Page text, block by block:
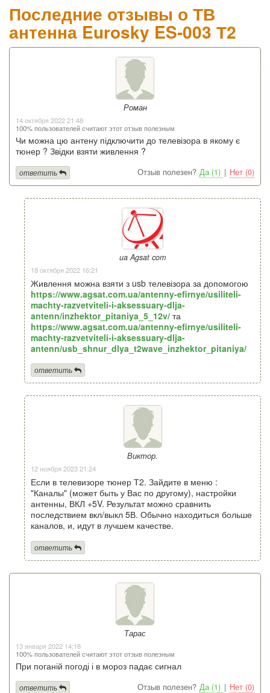
Последние отзывы о ТВ
антенна Eurosky ES-003 Т2
Роман
14 октября 2022 21:48
100% пользователей считают этот отзыв полезным
Чи можна цю антену підключити до телевізора в якому є
тюнер ? Звідки взяти живлення ?
Отзыв полезен? Да (1) | Нет (0)
ответить
ua Agsat com
18 октября 2022 16:21
Живлення можна взяти з usb телевізора за допомогою
https://www.agsat.com.ua/antenny-efirnye/usiliteli-
machty-razvetviteli-i-aksessuary-dlja-
antenn/inzhektor_pitaniya_5_12v/ та
https://www.agsat.com.ua/antenny-efirnye/usiliteli-
machty-razvetviteli-i-aksessuary-dlja-
antenn/usb_shnur_dlya_t2wave_inzhektor_pitaniya/
ответить
Виктор.
12 ноября 2023 21:24
Если в телевизоре тюнер Т2. Зайдите в меню :
"Каналы" (может быть у Вас по другому), настройки
антенны, ВКЛ +5V. Результат можно сравнить
последствием вкл/выкл 5В. Обычно находиться больше
каналов, и, идут в лучшем качестве.
ответить
Тарас
13 января 2022 14:18
100% пользователей считают этот отзыв полезным
При поганій погоді і в мороз падає сигнал
Отзыв полезен? Да (1) | Нет (0)
ответить